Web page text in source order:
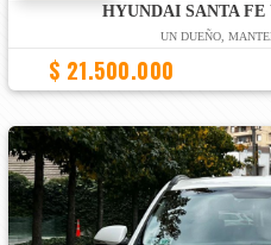
HYUNDAI SANTA FE
UN DUEÑO,
$ 21.500.000